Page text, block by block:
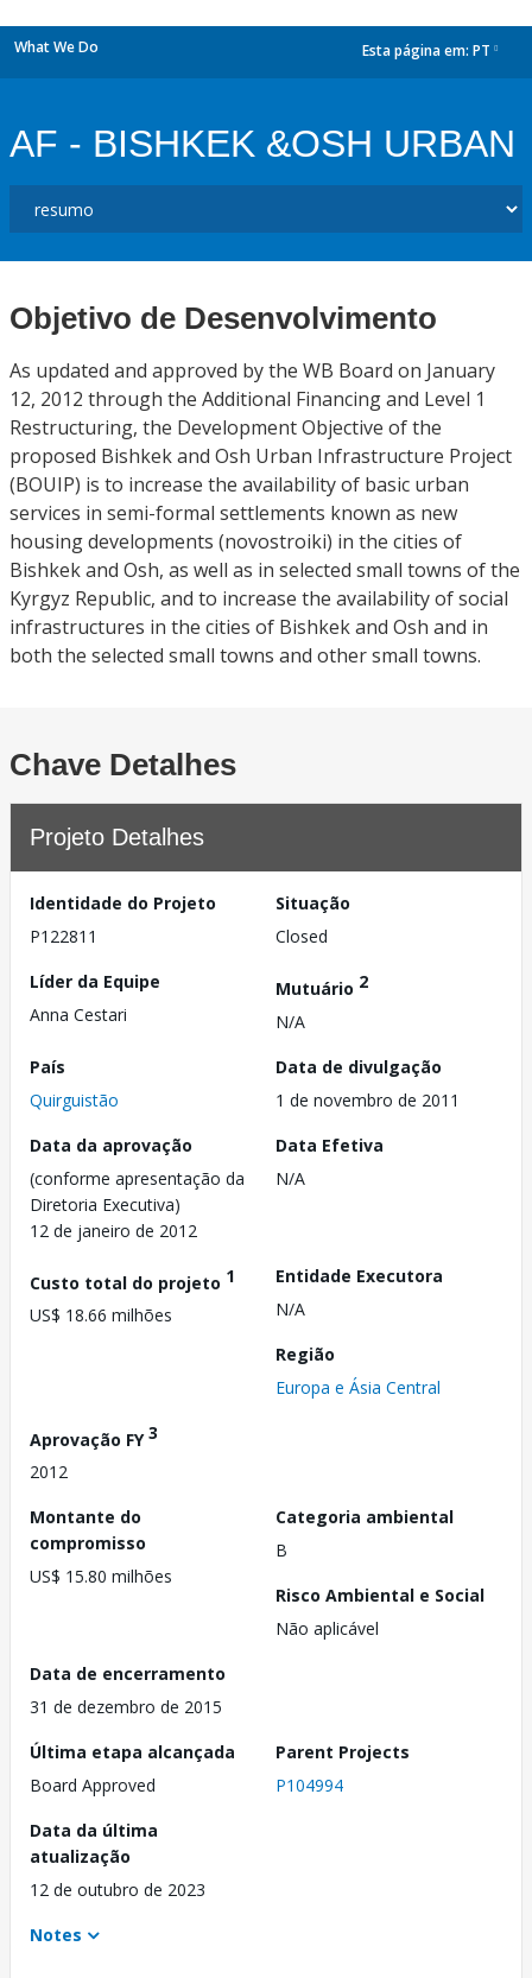
What We Do Esta página em: PT
AF - BISHKEK &OSH URBAN
Objetivo de Desenvolvimento
As updated and approved by the WB Board on January
12, 2012 through the Additional Financing and Level 1
Restructuring, the Development Objective of the
proposed Bishkek and Osh Urban Infrastructure Project
(BOUIP) is to increase the availability of basic urban
services in semi-formal settlements known as new
housing developments (novostroiki) in the cities of
Bishkek and Osh, as well as in selected small towns of the
Kyrgyz Republic, and to increase the availability of social
infrastructures in the cities of Bishkek and Osh and in
both the selected small towns and other small towns.
Chave Detalhes
Projeto Detalhes
Identidade do Projeto
P122811
Situação
Closed
Líder da Equipe
Anna Cestari
Mutuário 2
N/A
País
Quirguistão
Data de divulgação
1 de novembro de 2011
Data da aprovação
(conforme apresentação da
Diretoria Executiva)
12 de janeiro de 2012
Data Efetiva
N/A
Custo total do projeto 1
US$ 18.66 milhões
Entidade Executora
N/A
Região
Europa e Ásia Central
Aprovação FY3
2012
Montante do
compromisso
US$ 15.80 milhões
Categoria ambiental
B
Risco Ambiental e Social
Não aplicável
Data de encerramento
31 de dezembro de 2015
Última etapa alcançada
Board Approved
Parent Projects
P104994
Data da última
atualização
12 de outubro de 2023
Notes